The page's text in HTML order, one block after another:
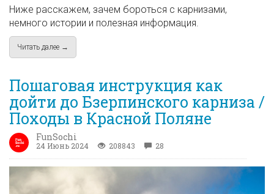
Ниже расскажем, зачем бороться с карнизами,
немного истории и полезная информация.
Читать далее →
Пошаговая инструкция как
дойти до Бзерпинского карниза /
Походы в Красной Поляне
FunSochi
24 Июнь 2024 208843 28